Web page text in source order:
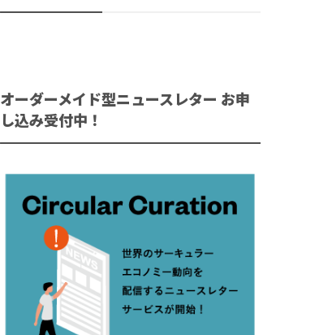
オーダーメイド型ニュースレター お申
し込み受付中！